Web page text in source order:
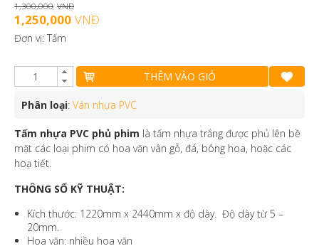
1,300,000 VNĐ
1,250,000 VNĐ
Đơn vị: Tấm
THÊM VÀO GIỎ
Phân loại: Ván nhựa PVC
Tấm nhựa PVC phủ phim là tấm nhựa trắng được phủ lên bề
mặt các loại phim có hoa văn vân gỗ, đá, bông hoa, hoặc các
hoạ tiết.
THÔNG SỐ KỸ THUẬT:
Kích thước: 1220mm x 2440mm x độ dày. Độ dày từ 5 –
20mm.
Hoa văn: nhiều hoa văn